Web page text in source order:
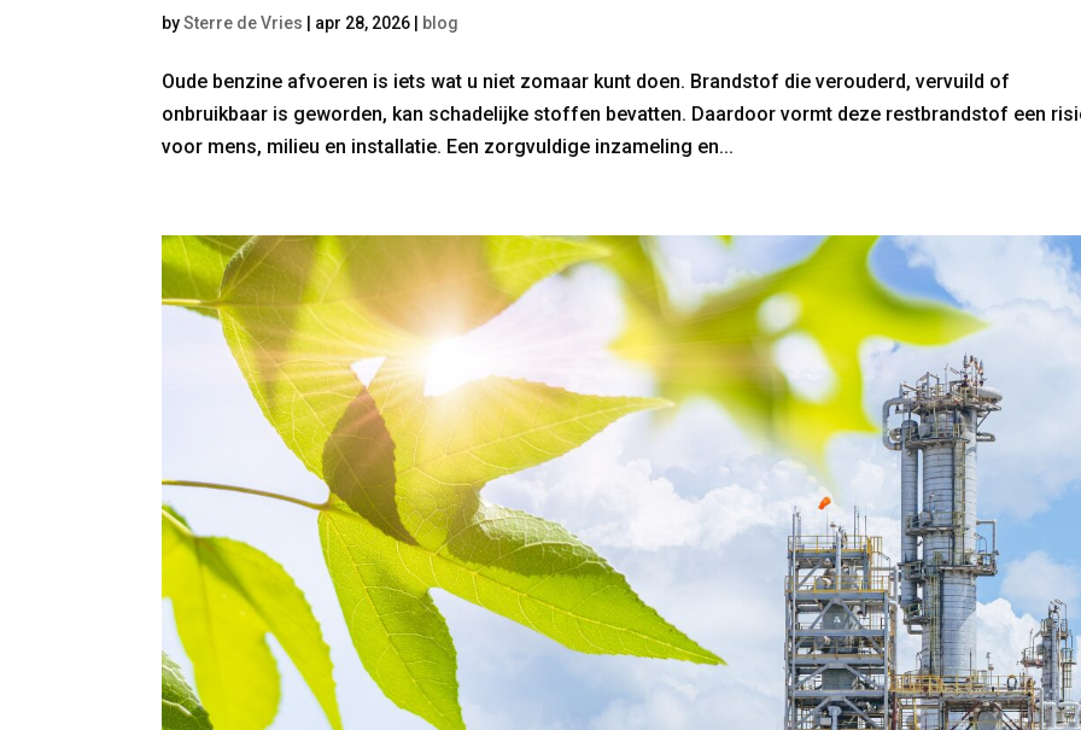
bySterre de Vries apr 28, 2026 blog
Oude benzine afvoeren is iets wat u niet zomaar kunt doen. Brandstof die verouderd, vervuild of
onbruikbaar is geworden, kan schadelijke stoffen bevatten. Daardoor vormt deze restbrandstof een
voor mens, milieu en installatie. Een zorgvuldige inzameling en...